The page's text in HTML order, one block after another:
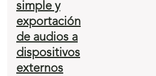
simple y
exportación
de audios a
dispositivos
externos